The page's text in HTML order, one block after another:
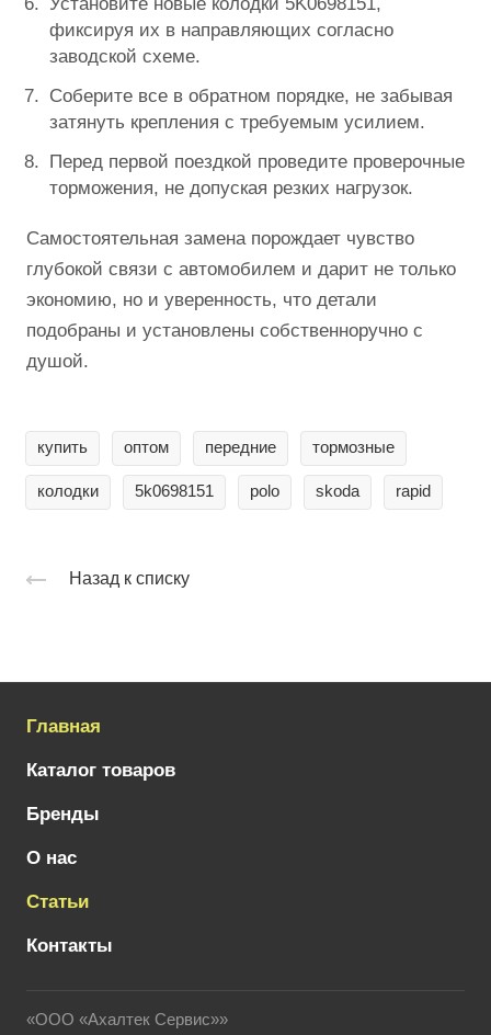
фиксируя их в направляющих согласно
заводской схеме.
Соберите все в обратном порядке, не забывая
затянуть крепления с требуемым усилием.
Перед первой поездкой проведите проверочные
торможения, не допуская резких нагрузок.
Самостоятельная замена порождает чувство
глубокой связи с автомобилем и дарит не только
экономию, но и уверенность, что детали
подобраны и установлены собственноручно с
душой.
купить оптом передние тормозные
колодки 5k0698151 polo skoda rapid
Назад к списку
Главная
Каталог товаров
Бренды
О нас
Статьи
Контакты
«ООО «Ахалтек Сервис»»